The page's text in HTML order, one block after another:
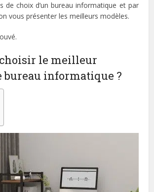
de choix d’un bureau informatique et par
vous présenter les meilleurs modèles.
le meilleur
bureau informatique ?